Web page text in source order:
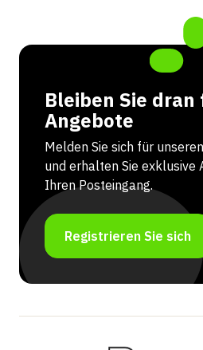
Bleiben Sie dran
Angebote
Melden Sie sich für
und erhalten Sie exklusive
Ihren Posteingang.
Registrieren Sie sich